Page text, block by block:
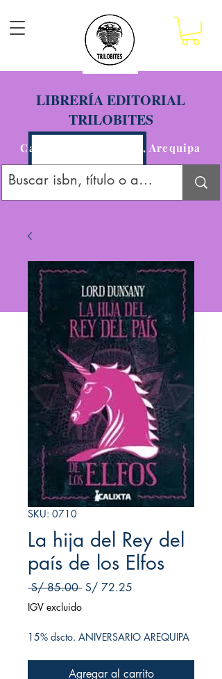
LIBRERÍA EDITORIAL
TRILOBITES
Calle San Agustín 201, Arequipa
SKU: 0710
La hija del Rey del
país de los Elfos
S/ 85.00 Precio
S/ 72.25
IGV excluido
15% dscto. ANIVERSARIO AREQUIPA
Agregar al carrito